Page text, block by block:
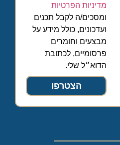
מדיניות הפרטיות
ומסכים/ה לקבל תכנים
ועדכונים, כולל מידע על
מבצעים וחומרים
פרסומיים, לכתובת
הדוא״ל שלי.
הצטרפו